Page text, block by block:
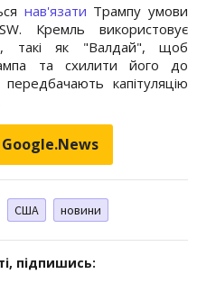
нав'язати Трампу умови
Кремль використовує
такі як "Валдай", щоб
та схилити його до
капітуляцію
США новини
підпишись: